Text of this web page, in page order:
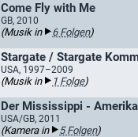
Come Fly with Me
GB, 2010
(Musik in 6 Folgen)
Stargate / Stargate
USA, 1997–2009
(Musik in 1 Folge)
Der Mississippi -
USA/GB, 2011
(Kamera in 5 Folgen)